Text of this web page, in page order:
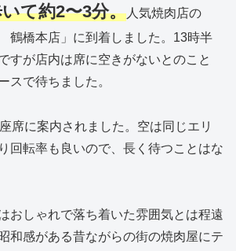
て約2〜3分。 人気焼肉店の
鶴橋本店」に到着しました。13時半
すが店内は席に空きがないとのこと
スで待ちました。
席に案内されました。空は同じエリ
回転率も良いので、長く待つことはな
おしゃれで落ち着いた雰囲気とは程遠
和感がある昔ながらの街の焼肉屋にテ